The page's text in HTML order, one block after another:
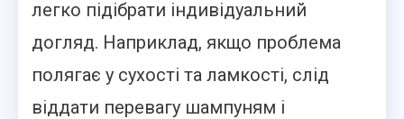
легко підібрати індивідуальний
догляд. Наприклад, якщо проблема
полягає у сухості та ламкості, слід
віддати перевагу шампуням і